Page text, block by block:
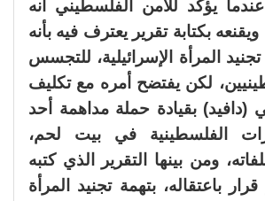
عندما يؤكد للأمن الفلسطيني أنه
بكتابة تقرير يعترف فيه بأنه
المرأة الإسرائيلية، للتجسس
لكن يفتضح أمره مع تكليف
(دافيد) بقيادة حملة مداهمة أحد
الفلسطينية في بيت لحم،
ومن بينها التقرير الذي كتبه
باعتقاله، بتهمة تجنيد المرأة